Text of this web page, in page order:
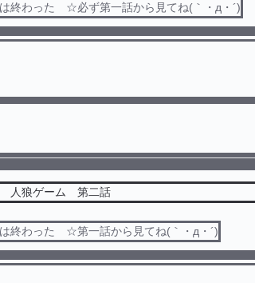
終わった ☆必ず第一話から見てね(｀・д・´)
人狼ゲーム 第二話
終わった ☆第一話から見てね(｀・д・´)